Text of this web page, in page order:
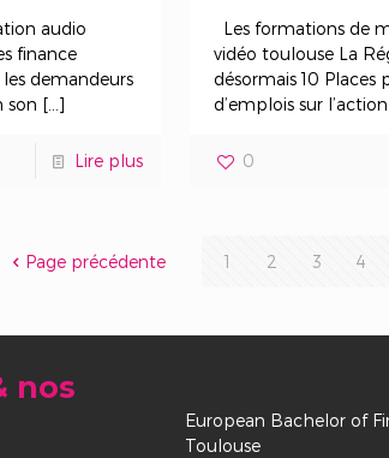
audio
finance
demandeurs
son […]
Lire plus
Les formations de
vidéo toulouse La
désormais 10 Places
d’emplois sur
0
Page précédente 1 2 3 4
nos
European Bachelor of
Toulouse